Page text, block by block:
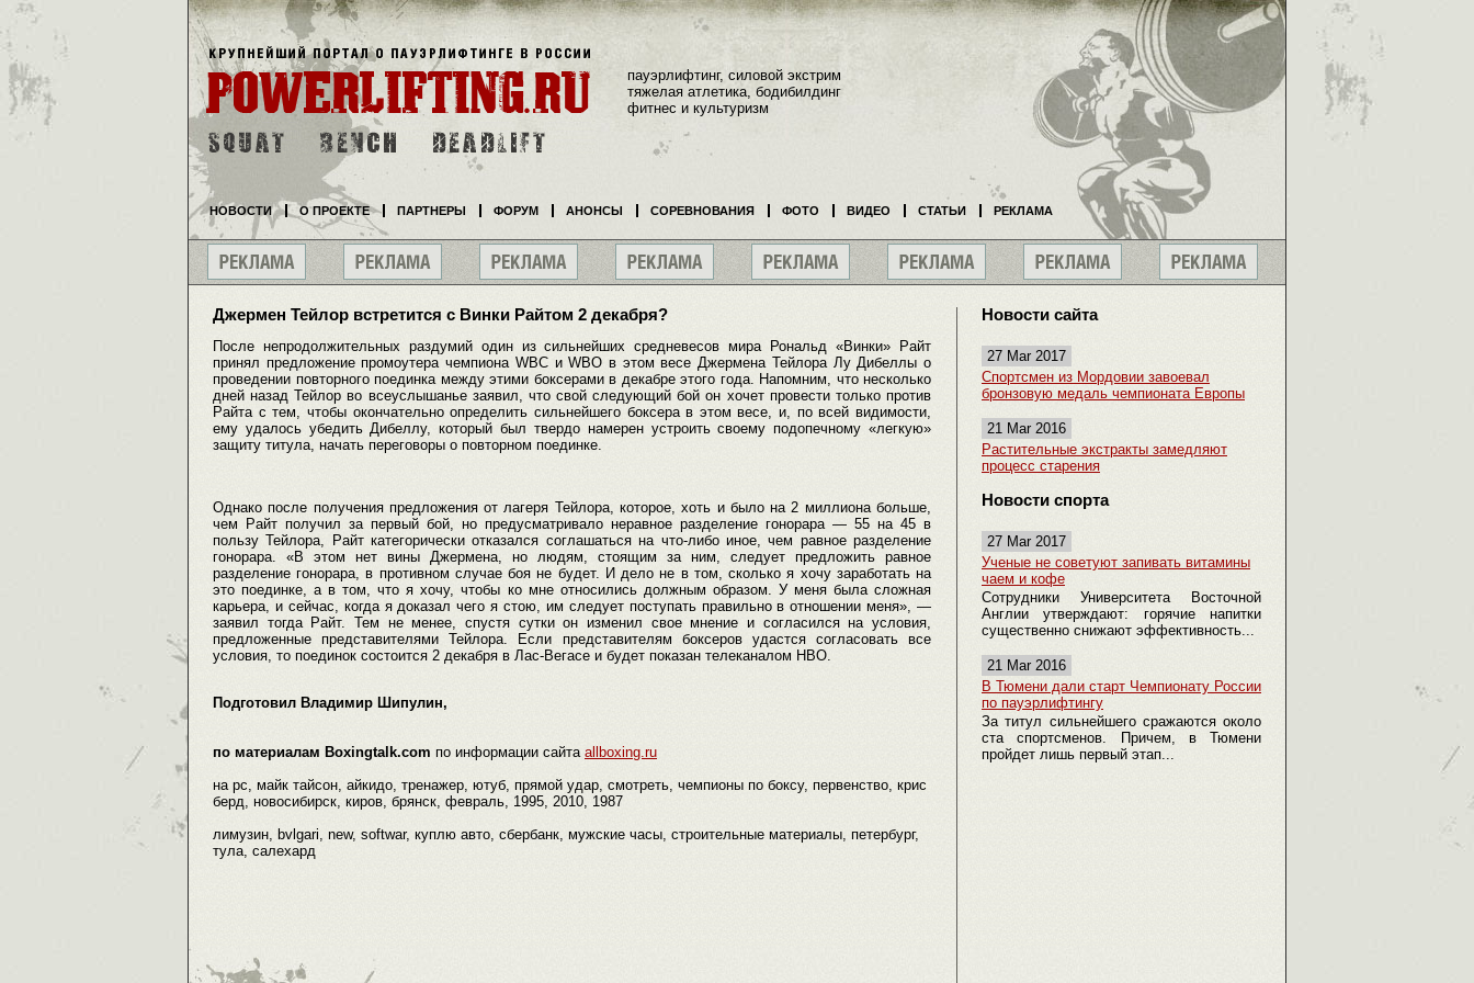
Джермен Тейлор встретится с Винки Райтом 2 декабря?
После непродолжительных раздумий один из сильнейших средневесов мира Рональд «Винки» Райт
принял предложение промоутера чемпиона WBC и WBO в этом весе Джермена Тейлора Лу Дибеллы о
проведении повторного поединка между этими боксерами в декабре этого года. Напомним, что несколько
дней назад Тейлор во всеуслышанье заявил, что свой следующий бой он хочет провести только против
Райта с тем, чтобы окончательно определить сильнейшего боксера в этом весе, и, по всей видимости,
ему удалось убедить Дибеллу, который был твердо намерен устроить своему подопечному «легкую»
защиту титула, начать переговоры о повторном поединке.
Однако после получения предложения от лагеря Тейлора, которое, хоть и было на 2 миллиона больше,
чем Райт получил за первый бой, но предусматривало неравное разделение гонорара — 55 на 45 в
пользу Тейлора, Райт категорически отказался соглашаться на что-либо иное, чем равное разделение
гонорара. «В этом нет вины Джермена, но людям, стоящим за ним, следует предложить равное
разделение гонорара, в противном случае боя не будет. И дело не в том, сколько я хочу заработать на
это поединке, а в том, что я хочу, чтобы ко мне относились должным образом. У меня была сложная
карьера, и сейчас, когда я доказал чего я стою, им следует поступать правильно в отношении меня», —
заявил тогда Райт. Тем не менее, спустя сутки он изменил свое мнение и согласился на условия,
предложенные представителями Тейлора. Если представителям боксеров удастся согласовать все
условия, то поединок состоится 2 декабря в Лас-Вегасе и будет показан телеканалом НВО.
Подготовил Владимир Шипулин,
по материалам Boxingtalk.com по информации сайта allboxing.ru
на pc, майк тайсон, айкидо, тренажер, ютуб, прямой удар, смотреть, чемпионы по боксу, первенство, крис
берд, новосибирск, киров, брянск, февраль, 1995, 2010, 1987
лимузин, bvlgari, new, softwar, куплю авто, сбербанк, мужские часы, строительные материалы, петербург,
тула, салехард
Новости сайта
27 Mar 2017
Спортсмен из Мордовии завоевал
бронзовую медаль чемпионата Европы
21 Mar 2016
Растительные экстракты замедляют
процесс старения
Новости спорта
27 Mar 2017
Ученые не советуют запивать витамины
чаем и кофе
Сотрудники Университета Восточной
Англии утверждают: горячие напитки
существенно снижают эффективность...
21 Mar 2016
В Тюмени дали старт Чемпионату России
по пауэрлифтингу
За титул сильнейшего сражаются около
ста спортсменов. Причем, в Тюмени
пройдет лишь первый этап...
пауэрлифтинг, силовой экстрим
тяжелая атлетика, бодибилдинг
фитнес и культуризм
НОВОСТИ О ПРОЕКТЕ ПАРТНЕРЫ ФОРУМ АНОНСЫ СОРЕВНОВАНИЯ ФОТО ВИДЕО СТАТЬИ РЕКЛАМА